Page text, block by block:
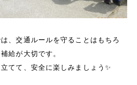
、交通ルールを守ることはもちろ
給が大切です。
てて、安全に楽しみましょう✨